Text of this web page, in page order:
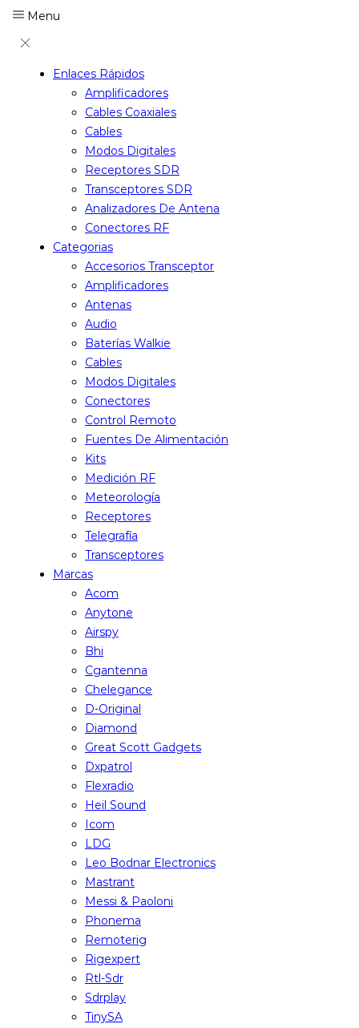
Menu
Enlaces Rápidos
Amplificadores
Cables Coaxiales
Cables
Modos Digitales
Receptores SDR
Transceptores SDR
Analizadores De Antena
Conectores RF
Categorias
Accesorios Transceptor
Amplificadores
Antenas
Audio
Baterías Walkie
Cables
Modos Digitales
Conectores
Control Remoto
Fuentes De Alimentación
Kits
Medición RF
Meteorología
Receptores
Telegrafía
Transceptores
Marcas
Acom
Anytone
Airspy
Bhi
Cgantenna
Chelegance
D-Original
Diamond
Great Scott Gadgets
Dxpatrol
Flexradio
Heil Sound
Icom
LDG
Leo Bodnar Electronics
Mastrant
Messi & Paoloni
Phonema
Remoterig
Rigexpert
Rtl-Sdr
Sdrplay
TinySA